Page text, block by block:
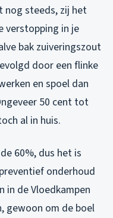
nog steeds, zij het
verstopping in je
bak zuiveringszout
door een flinke
en spoel dan
50 cent tot
al in huis.
60%, dus het is
onderhoud
in de Vloedkampen
gewoon om de boel